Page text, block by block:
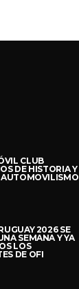
CLUB
DE HISTORIA Y
AUTOMOVILISMO
2026 SE
SEMANA Y YA
LOS
DE OFI